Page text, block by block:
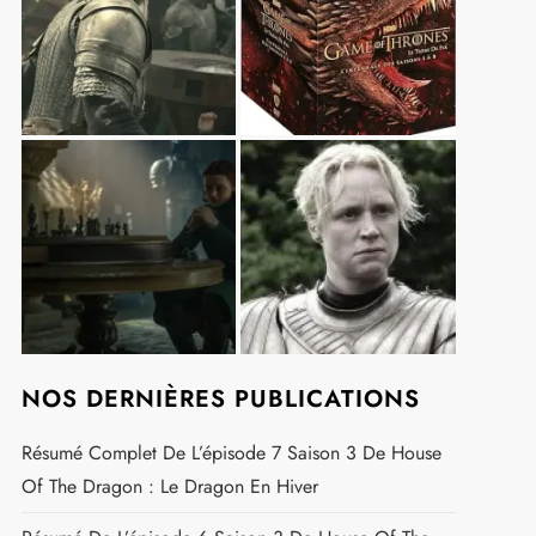
NOS DERNIÈRES PUBLICATIONS
Résumé Complet De L’épisode 7 Saison 3 De House
Of The Dragon : Le Dragon En Hiver